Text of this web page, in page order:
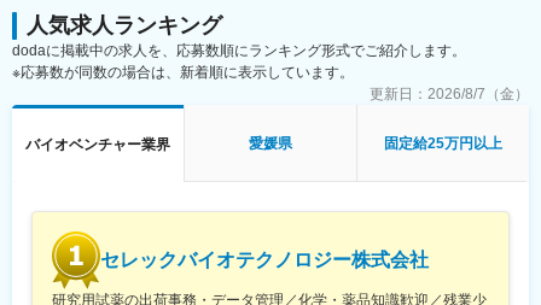
仲間はAIエンジニアや大手企業出身者など多彩なメンバーで、資
金調達も完了し、業界のトップランナーとして走り続けていま
す。
国家プロジェクトや大手企業との共同研究も進行中で、日本のも
の作成補助
◇新規PJT候補の技術的フィージビリティ検討の補助（文献調
査、社内データ収集、関係部署との調整等）
◇顧客・共同研究先・CDMO・ベンダーなど外部ステークホルダ
席、フォローアップ）
◇AIツール、ラボオートメーション、先端分析機器などの新技術
導入における情報収集、デモ調整、評価結果の整理
◇プロジェクト・パートナー・技術動向に関する社内データベー
人気求人ランキング
dodaに掲載中の求人を、応募数順にランキング形式でご紹介します。
※応募数が同数の場合は、新着順に表示しています。
更新日： 2026/8/7（金）
バイオベンチャー業界 愛媛県 固定給25万円以上
セレックバイオテクノロジー株式会社
研究用試薬の出荷事務・データ管理／化学・薬品知識歓迎／残業少